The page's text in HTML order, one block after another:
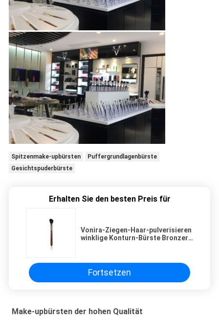
Spitzenmake-upbürsten
Puffergrundlagenbürste
Gesichtspuderbürste
Erhalten Sie den besten Preis für
Vonira-Ziegen-Haar-pulverisieren
winklige Konturn-Bürste Bronzer
Fortsetzen
Make-upbürsten der hohen Qualität